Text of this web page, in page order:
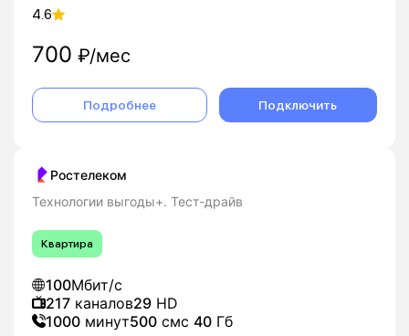
4.6
700 ₽/мес
Подробнее Подключить
Ростелеком
Технологии выгоды+. Тест-драйв
Квартира
100Мбит/с
217 каналов29 HD
1000 минут500 смс 40 Гб